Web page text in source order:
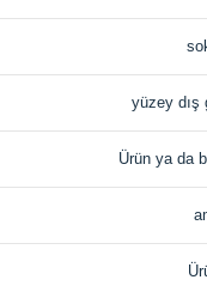
yüzey dış
Ürün ya da